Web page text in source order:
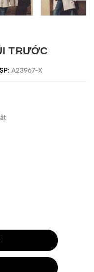
TRƯỚC
A23967-X